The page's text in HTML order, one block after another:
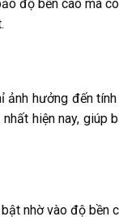
độ bền cao mà
ảnh hưởng đến
hiện nay, giúp
nhờ vào độ bền